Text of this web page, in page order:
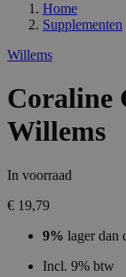
Home
Supplementen
Willems
Coraline
Willems
In voorraad
€ 19,79
9% lager dan
Incl. 9% btw